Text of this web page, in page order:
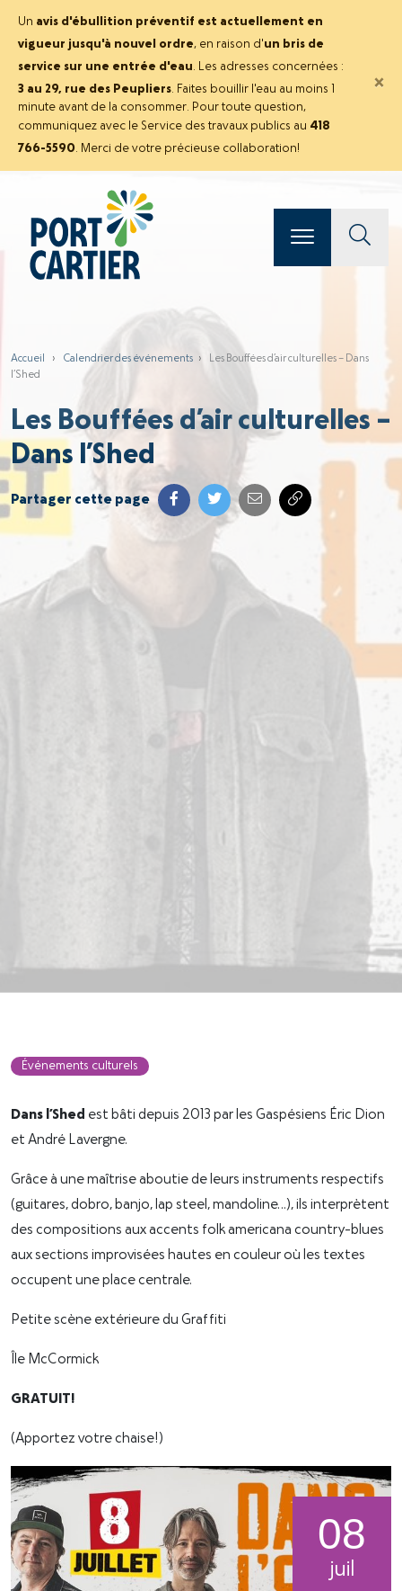
Un avis d'ébullition préventif est actuellement en
vigueur jusqu'à nouvel ordre, en raison d'un bris de
service sur une entrée d'eau. Les adresses concernées :
3 au 29, rue des Peupliers. Faites bouillir l'eau au moins 1
minute avant de la consommer. Pour toute question,
communiquez avec le Service des travaux publics au 418
766-5590. Merci de votre précieuse collaboration!
×
Accueil › Calendrier des événements ›
Les Bouffées d’air culturelles – Dans
l’Shed
Les Bouffées d’air culturelles –
Dans l’Shed
Partager cette page
Événements culturels
Dans l’Shed est bâti depuis 2013 par les Gaspésiens Éric Dion
et André Lavergne.
Grâce à une maîtrise aboutie de leurs instruments respectifs
(guitares, dobro, banjo, lap steel, mandoline…), ils interprètent
des compositions aux accents folk americana country-blues
aux sections improvisées hautes en couleur où les textes
occupent une place centrale.
Petite scène extérieure du Graffiti
Île McCormick
GRATUIT!
(Apportez votre chaise!)
08
juil